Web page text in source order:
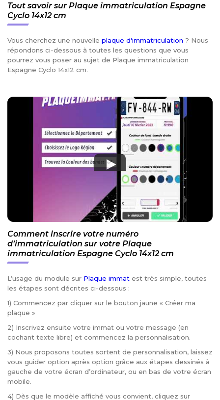
Tout savoir sur Plaque immatriculation Espagne
Cyclo 14x12 cm
Vous cherchez une nouvelle plaque d'immatriculation ? Nous
répondons ci-dessous à toutes les questions que vous
pourrez vous poser au sujet de Plaque immatriculation
Espagne Cyclo 14x12 cm.
Comment inscrire votre numéro
d’immatriculation sur votre Plaque
immatriculation Espagne Cyclo 14x12 cm
L’usage du module sur Plaque immat est très simple, toutes
les étapes sont décrites ci-dessous :
1) Commencez par cliquer sur le bouton jaune « Créer ma
plaque »
2) Inscrivez ensuite votre immat ou votre message (en
cochant texte libre) et commencez la personnalisation.
3) Nous proposons toutes sortent de personnalisation, laissez
vous guider option après option grâce aux étapes dessinés à
gauche de votre écran d’ordinateur, ou en bas de votre écran
mobile.
4) Dès que le modèle affiché vous convient, cliquez sur